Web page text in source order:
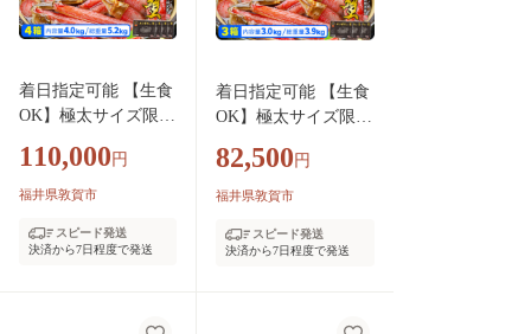
[024-b524_A20]
着日指定可能 【生食
OK】極太サイズ限
蟹（高級品/黒箱）内
容量1000g/総重量130
かに カニ 蟹 ズワイ
110,000 円
福井県敦賀市
スピード発送
決済から7日程度で発送
着日指定可能 【生食
OK】極太サイズ限
蟹（高級品/黒箱）内
容量1000g/総重量130
かに カニ 蟹 ズワイ
82,500 円
福井県敦賀市
スピード発送
決済から7日程度で発送